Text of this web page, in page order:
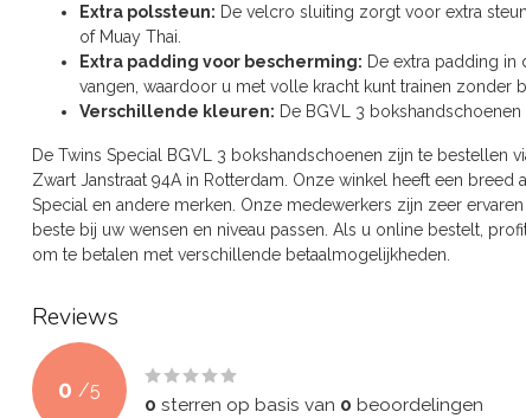
Extra polssteun: De velcro sluiting zorgt voor extra
of Muay Thai.
Extra padding voor bescherming: De extra padding
vangen, waardoor u met volle kracht kunt trainen zonder
Verschillende kleuren: De BGVL 3
De Twins Special BGVL 3 bokshandschoenen zijn te bestellen
Zwart Janstraat 94A in Rotterdam. Onze winkel heeft een breed
Special en andere merken. Onze medewerkers zijn zeer
beste bij uw wensen en niveau passen. Als u online bestelt,
om te betalen met verschillende betaalmogelijkheden.
Reviews
0 /5
0 sterren op basis van 0 beoordelingen